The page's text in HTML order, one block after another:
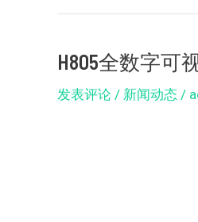
H805全数字可
发表评论 / 新闻动态 /
H805